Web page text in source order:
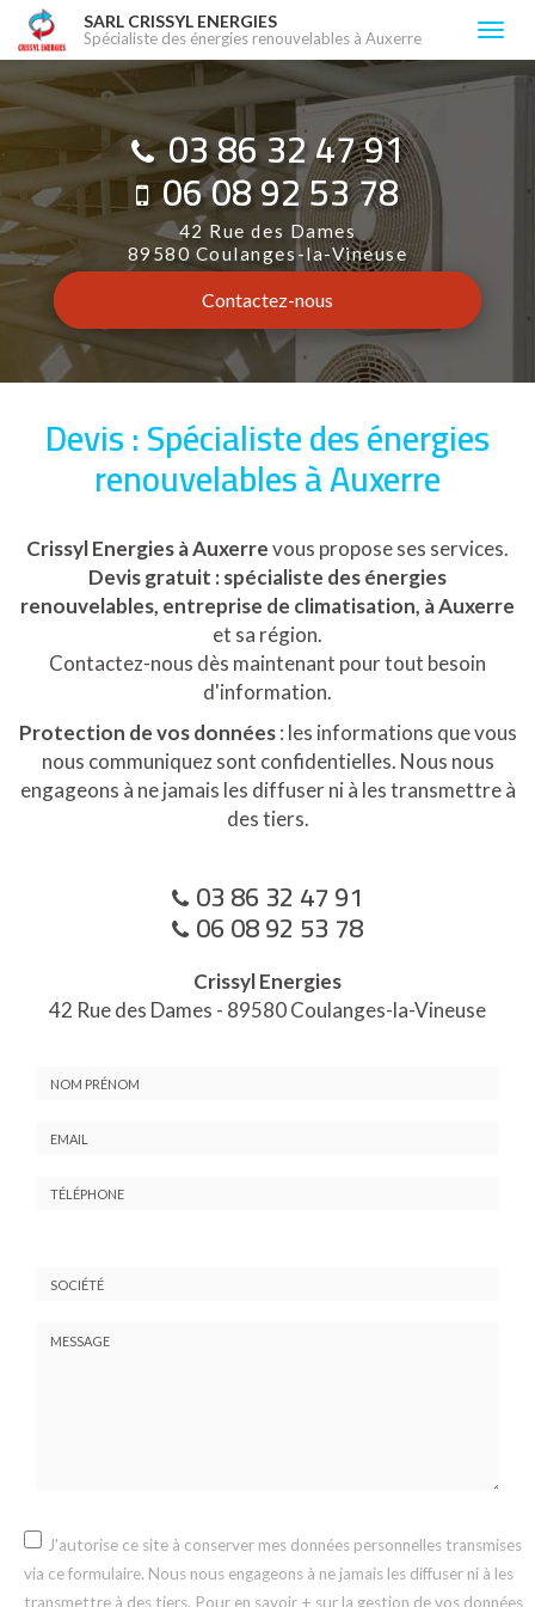
Aller
au
contenu
principal
SARL CRISSYL ENERGIES
Spécialiste des énergies renouvelables à Auxerre
03 86 32 47 91
06 08 92 53 78
42 Rue des Dames
89580 Coulanges-la-Vineuse
Contactez-nous
Devis : Spécialiste des énergies
renouvelables à Auxerre
Crissyl Energies à Auxerrevous propose ses services.
Devis gratuit : spécialiste des énergies
renouvelables, entreprise de climatisation, à Auxerre
et sa région.
Contactez-nous dès maintenant pour tout besoin
d'information.
Protection de vos données: les informations que vous
nous communiquez sont confidentielles. Nous nous
engageons à ne jamais les diffuser ni à les transmettre à
des tiers.
03 86 32 47 91
06 08 92 53 78
Crissyl Energies
42 Rue des Dames - 89580 Coulanges-la-Vineuse
Nom
Email
Société
:
*
J'autorise ce site à conserver mes données personnelles transmises
via ce formulaire. Nous nous engageons à ne jamais les diffuser ni à les
transmettre à des tiers. Pour en savoir + sur la gestion de vos données